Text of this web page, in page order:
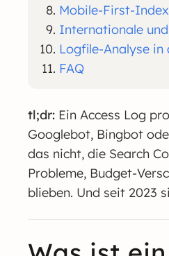
Mobile-First-
Internationale
Logfile-Analyse in
FAQ
tl;dr: Ein Access Log
Googlebot, Bingbot
das nicht, die Search
Probleme, Budget-
blieben. Und seit 2023